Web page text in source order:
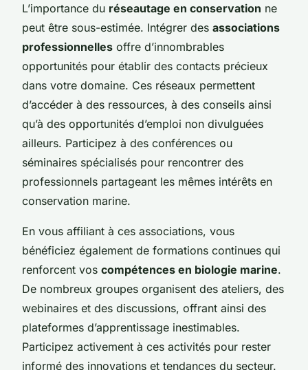
L’importance du réseautage en conservation ne
peut être sous-estimée. Intégrer des associations
professionnelles offre d’innombrables
opportunités pour établir des contacts précieux
dans votre domaine. Ces réseaux permettent
d’accéder à des ressources, à des conseils ainsi
qu’à des opportunités d’emploi non divulguées
ailleurs. Participez à des conférences ou
séminaires spécialisés pour rencontrer des
professionnels partageant les mêmes intérêts en
conservation marine.
En vous affiliant à ces associations, vous
bénéficiez également de formations continues qui
renforcent vos compétences en biologie marine.
De nombreux groupes organisent des ateliers, des
webinaires et des discussions, offrant ainsi des
plateformes d’apprentissage inestimables.
Participez activement à ces activités pour rester
informé des innovations et tendances du secteur.